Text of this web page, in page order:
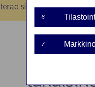
sida på svenska
6
7